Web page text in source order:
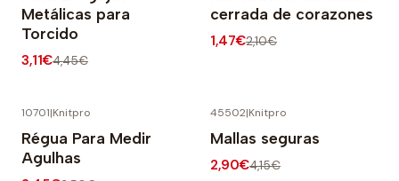
Metálicas para
Torcido
3,11€4,45€
cerrada de corazones
1,47€2,10€
10701|Knitpro
Régua Para Medir
Agulhas
45502|Knitpro
Mallas seguras
2,90€4,15€